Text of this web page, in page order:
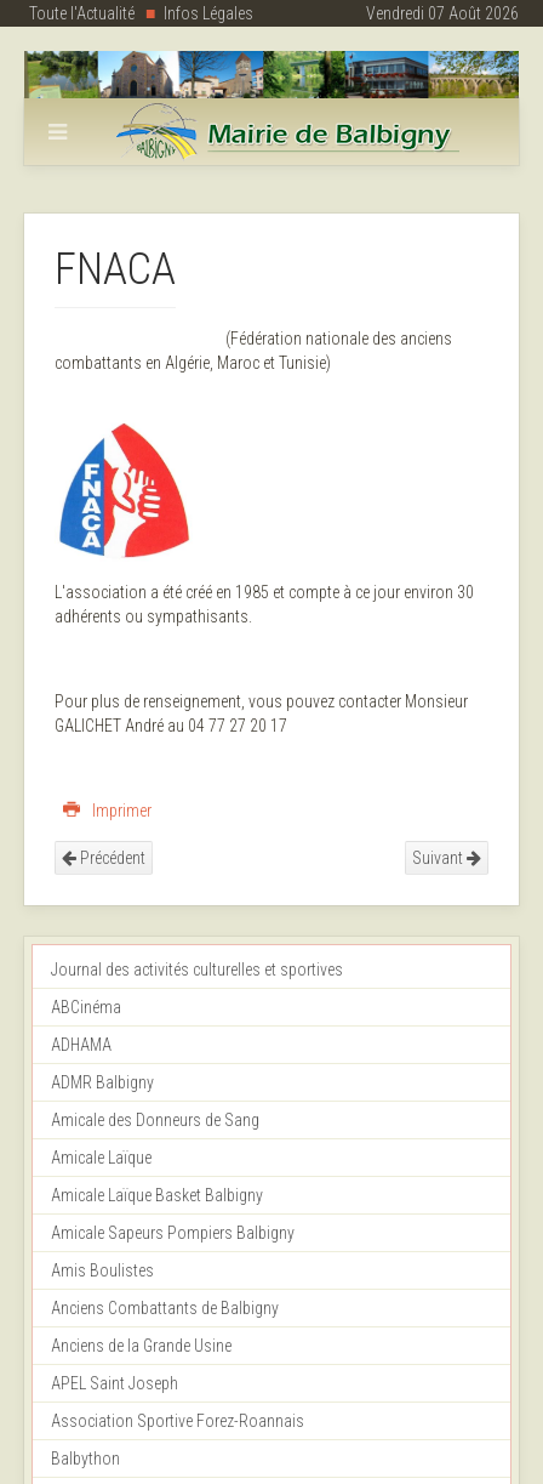
Toute l'Actualité Infos Légales Vendredi 07 Août 2026
FNACA
(Fédération nationale des anciens
combattants en Algérie, Maroc et Tunisie)
L'association a été créé en 1985 et compte à ce jour environ 30
adhérents ou sympathisants.
Pour plus de renseignement, vous pouvez contacter Monsieur
GALICHET André au 04 77 27 20 17
Imprimer
Précédent Suivant
Journal des activités culturelles et sportives
ABCinéma
ADHAMA
ADMR Balbigny
Amicale des Donneurs de Sang
Amicale Laïque
Amicale Laïque Basket Balbigny
Amicale Sapeurs Pompiers Balbigny
Amis Boulistes
Anciens Combattants de Balbigny
Anciens de la Grande Usine
APEL Saint Joseph
Association Sportive Forez-Roannais
Balbython